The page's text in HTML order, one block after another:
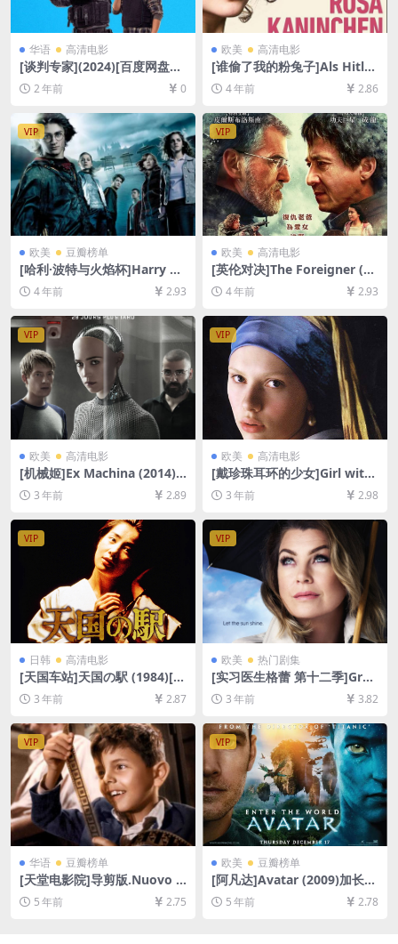
华语 高清电影
[谈判专家](2024)[百度网盘
+夸克网盘1080P超清未删减
资源][网盘在线播放/下载][MP
2 年前 0
欧美 高清电影
[谁偷了我的粉兔子]Als Hitler
das rosa Kaninchen stahl
(2019)[百度网盘+迅雷云盘资
7GB][中文字幕]
4 年前 2.86
VIP
欧美 豆瓣榜单
[哈利·波特与火焰杯]Harry Po
tter and the Goblet of Fire
(2005)[百度网盘+迅雷云盘资
源1080P超清未删减][MP4/10
GB][中英字幕]
4 年前 2.93
VIP
欧美 高清电影
[英伦对决]The Foreigner (20
17)[百度网盘+迅雷云盘资源1
080P超清未删减][MP4/7GB]
[中英字幕]
4 年前 2.93
VIP
欧美 高清电影
[机械姬]Ex Machina (2014)
[百度网盘+夸克网盘1080P超
清未删减资源][网盘在线播放/
下载][MP4/7GB][中英字幕]
3 年前 2.89
VIP
欧美 高清电影
[戴珍珠耳环的少女]Girl with
a Pearl Earring (2003)[百度
网盘+夸克网盘1080P超清未
删减资源][网盘在线播放/下
载][MP4/6.2GB][中英字幕]
3 年前 2.98
VIP
日韩 高清电影
[天国车站]天国の駅 (1984)[百
度网盘+夸克网盘1080P超清
未删减资源][网盘在线播放/下
3 年前 2.87
VIP
欧美 热门剧集
[实习医生格蕾 第十二季]Gre
y’s Anatomy Season 12 (20
15)[百度网盘+夸克网盘1080P
放/下载][MP4/66GB][奈飞官
方中字]
3 年前 3.82
VIP
华语 豆瓣榜单
[天堂电影院]导剪版.Nuovo C
inema Paradiso (1988)[百度
网盘+迅雷云盘资源1080P超
5 年前 2.75
VIP
欧美 豆瓣榜单
[阿凡达]Avatar (2009)加长版
[百度网盘+迅雷云盘资源1080
P超清未删减][MP4/13GB][中
5 年前 2.78